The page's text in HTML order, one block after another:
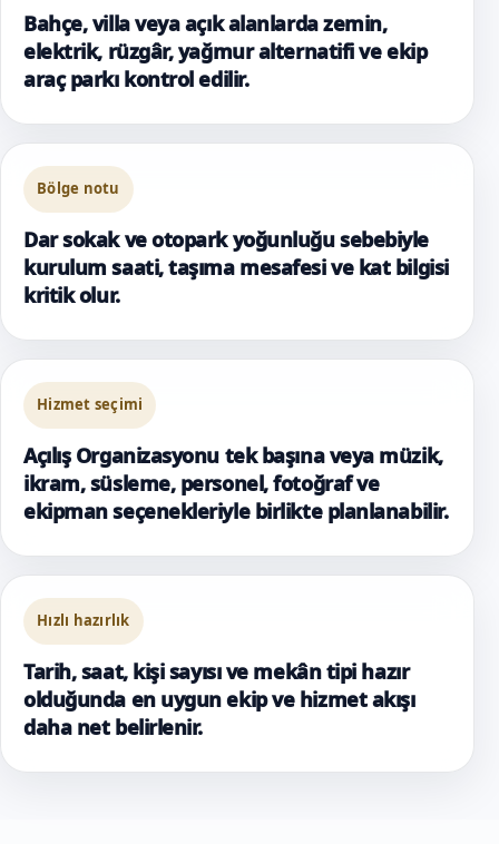
Bahçe, villa veya açık alanlarda zemin,
elektrik, rüzgâr, yağmur alternatifi ve ekip
araç parkı kontrol edilir.
Bölge notu
Dar sokak ve otopark yoğunluğu sebebiyle
kurulum saati, taşıma mesafesi ve kat bilgisi
kritik olur.
Hizmet seçimi
Açılış Organizasyonu tek başına veya müzik,
ikram, süsleme, personel, fotoğraf ve
ekipman seçenekleriyle birlikte planlanabilir.
Hızlı hazırlık
Tarih, saat, kişi sayısı ve mekân tipi hazır
olduğunda en uygun ekip ve hizmet akışı
daha net belirlenir.